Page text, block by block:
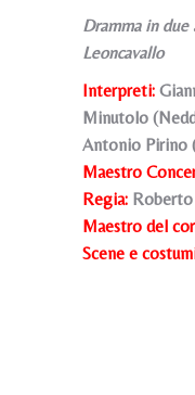
Dramma in due
Leoncavallo
Interpreti:
Minutolo
Antonio Pirino
Maestro
Regia: Roberto
Maestro del
Scene e